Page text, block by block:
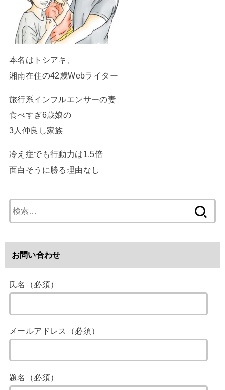
本名はトシアキ、
湘南在住の42歳Webライター
旅行系インフルエンサーの妻
食べすぎ6歳娘の
3人仲良し家族
冷え症でも行動力は1.5倍
面白そうに勝る理由なし
索
お問い合わせ
氏名（必須）
メールアドレス（必須）
題名（必須）